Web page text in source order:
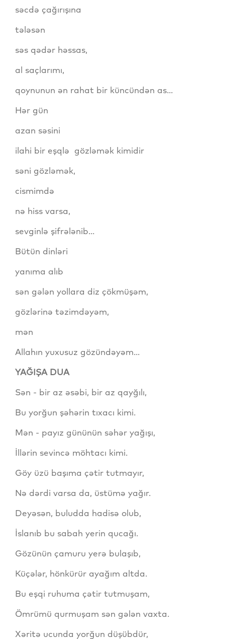
səcdə çağırışına
tələsən
səs qədər həssas,
al saçlarımı,
qoynunun ən rahat bir küncündən as...
Hər gün
azan səsini
ilahi bir eşqlə gözləmək kimidir
səni gözləmək,
cismimdə
nə hiss varsa,
sevginlə şifrələnib...
Bütün dinləri
yanıma alıb
sən gələn yollara diz çökmüşəm,
gözlərinə təzimdəyəm,
mən
Allahın yuxusuz gözündəyəm...
YAĞIŞA DUA
Sən - bir az əsəbi, bir az qayğılı,
Bu yorğun şəhərin tıxacı kimi.
Mən - payız gününün səhər yağışı,
İllərin sevincə möhtacı kimi.
Göy üzü başıma çətir tutmayır,
Nə dərdi varsa da, üstümə yağır.
Deyəsən, buludda hadisə olub,
İslanıb bu sabah yerin qucağı.
Gözünün çamuru yerə bulaşıb,
Küçələr, hönkürür ayağım altda.
Bu eşqi ruhuma çətir tutmuşam,
Ömrümü qurmuşam sən gələn vaxta.
Xəritə ucunda yorğun düşübdür,